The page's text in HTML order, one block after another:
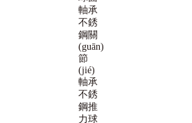
軸承
不銹
鋼關
(guān)
節
(jié)
軸承
不銹
鋼推
力球